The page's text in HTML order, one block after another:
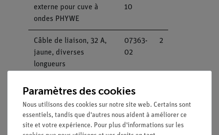
externe pour cuve à
ondes PHYWE
10
Câble de liaison, 32 A,
jaune, diverses
longueurs
07363-
02
2
Cobra SMARTsense
force et l'accélération
±50 N / ±16 g
12943-
Paramètres des cookies
Nous utilisons des cookies sur notre site web. Certains sont
essentiels, tandis que d'autres nous aident à améliorer ce
site et votre expérience. Pour plus d'informations sur les